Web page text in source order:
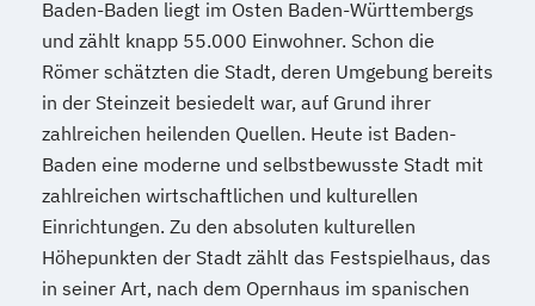
Baden-Baden liegt im Osten Baden-Württembergs
und zählt knapp 55.000 Einwohner. Schon die
Römer schätzten die Stadt, deren Umgebung bereits
in der Steinzeit besiedelt war, auf Grund ihrer
zahlreichen heilenden Quellen. Heute ist Baden-
Baden eine moderne und selbstbewusste Stadt mit
zahlreichen wirtschaftlichen und kulturellen
Einrichtungen. Zu den absoluten kulturellen
Höhepunkten der Stadt zählt das Festspielhaus, das
in seiner Art, nach dem Opernhaus im spanischen